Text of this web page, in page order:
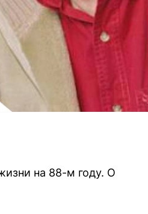
на 88-м году. О